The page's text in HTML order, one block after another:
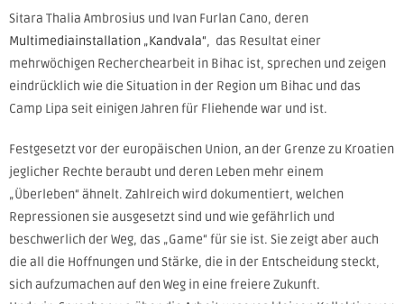
Sitara Thalia Ambrosius und Ivan Furlan Cano, deren
Multimediainstallation „Kandvala“, das Resultat einer
mehrwöchigen Recherchearbeit in Bihac ist, sprechen und zeigen
eindrücklich wie die Situation in der Region um Bihac und das
Camp Lipa seit einigen Jahren für Fliehende war und ist.
Festgesetzt vor der europäischen Union, an der Grenze zu Kroatien
jeglicher Rechte beraubt und deren Leben mehr einem
„Überleben“ ähnelt. Zahlreich wird dokumentiert, welchen
Repressionen sie ausgesetzt sind und wie gefährlich und
beschwerlich der Weg, das „Game“ für sie ist. Sie zeigt aber auch
die all die Hoffnungen und Stärke, die in der Entscheidung steckt,
sich aufzumachen auf den Weg in eine freiere Zukunft.